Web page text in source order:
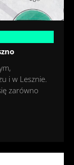
i w Lesznie.
zarówno